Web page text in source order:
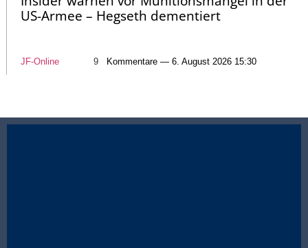
US-Armee – Hegseth dementiert
JF-Online 9 Kommentare — 6. August 2026 15:30